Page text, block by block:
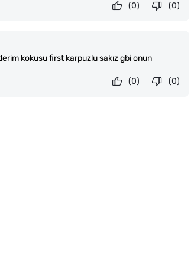
(0)
(0)
kokusu first karpuzlu sakız gbi onun
(0)
(0)